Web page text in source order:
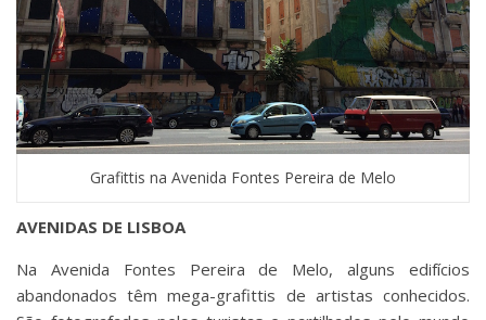
Grafittis na Avenida Fontes Pereira de Melo
AVENIDAS DE LISBOA
Na Avenida Fontes Pereira de Melo, alguns edifícios
abandonados têm mega-grafittis de artistas conhecidos.